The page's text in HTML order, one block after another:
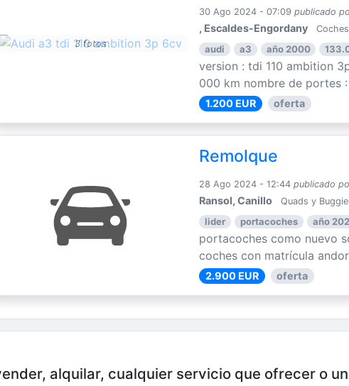
3 fotos
30 Ago 2024 - 07:09 publicado
, Escaldes-Engordany
audi a3 año 2000
version : tdi 110 ambition
000 km nombre de portes :
1.200 EUR oferta
Remolque
28 Ago 2024 - 12:44 publicado
Ransol, Canillo Quads y
lider portacoches año
portacoches como nuevo
coches con matrícula
2.900 EUR oferta
alquilar, cualquier servicio que ofrecer o